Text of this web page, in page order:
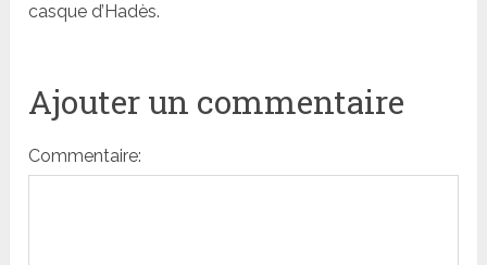
casque d’Hadès.
Ajouter un commentaire
Commentaire: